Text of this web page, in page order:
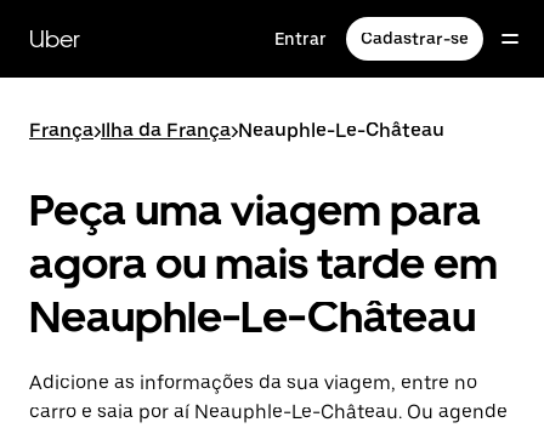
para
conteúdo
Uber Entrar Cadastrar-se
França>Ilha da França>Neauphle-Le-Château
Peça uma viagem para
agora ou mais tarde em
Neauphle-Le-Château
Adicione as informações da sua viagem, entre no
carro e saia por aí Neauphle-Le-Château. Ou agende